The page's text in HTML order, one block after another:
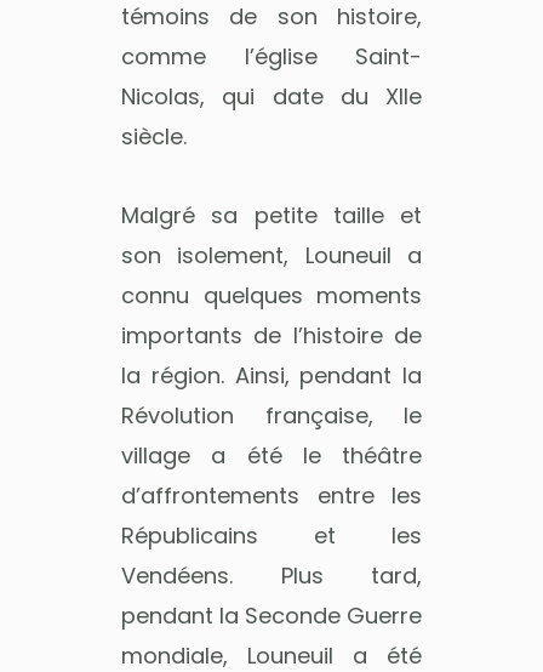
témoins de son histoire,
comme l’église Saint-
Nicolas, qui date du XIIe
siècle.
Malgré sa petite taille et
son isolement, Louneuil a
connu quelques moments
importants de l’histoire de
la région. Ainsi, pendant la
Révolution française, le
village a été le théâtre
d’affrontements entre les
Républicains et les
Vendéens. Plus tard,
pendant la Seconde Guerre
mondiale, Louneuil a été